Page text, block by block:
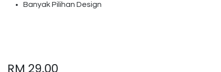
Banyak Pilihan Design
RM 29.00